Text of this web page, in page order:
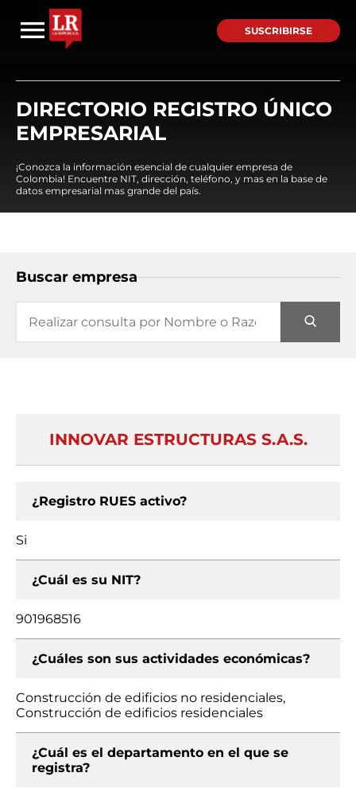
SUSCRIBIRSE
DIRECTORIO REGISTRO ÚNICO
EMPRESARIAL
¡Conozca la información esencial de cualquier empresa de
Colombia! Encuentre NIT, dirección, teléfono, y mas en la base de
datos empresarial mas grande del país.
Buscar empresa
INNOVAR ESTRUCTURAS S.A.S.
¿Registro RUES activo?
Si
¿Cuál es su NIT?
901968516
¿Cuáles son sus actividades económicas?
Construcción de edificios no residenciales,
Construcción de edificios residenciales
¿Cuál es el departamento en el que se
registra?